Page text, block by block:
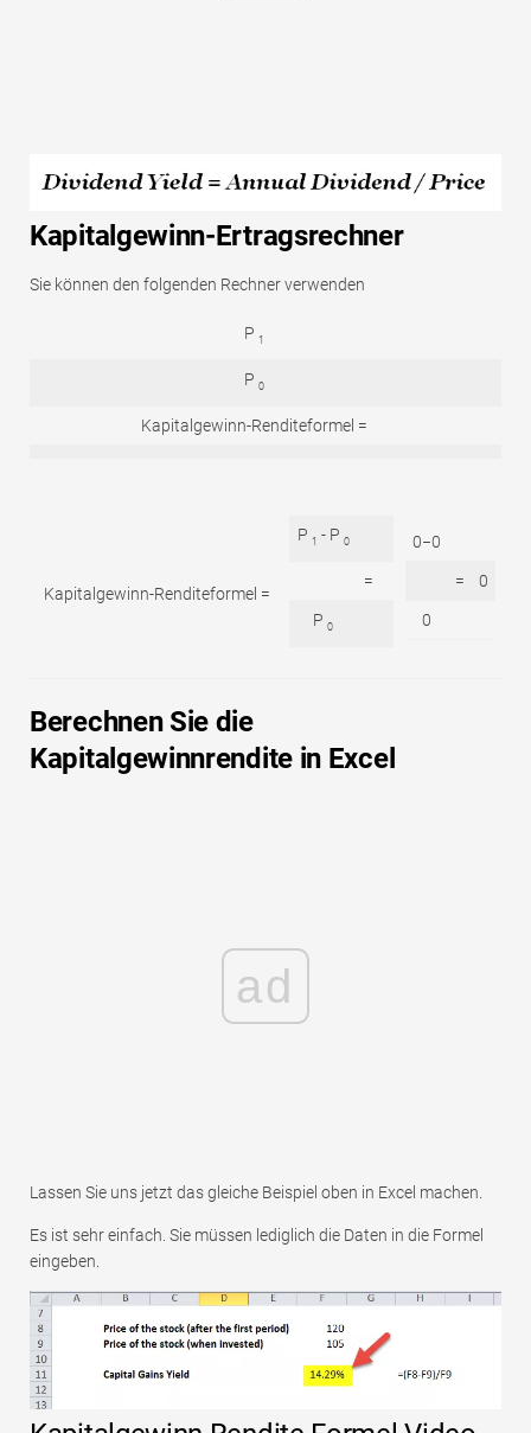
Kapitalgewinn-Ertragsrechner
Sie können den folgenden Rechner verwenden
P 1
P 0
Kapitalgewinn-Renditeformel =
Kapitalgewinn-Renditeformel =
P 1 - P 0
=
P 0
0−0
= 0
0
Berechnen Sie die
Kapitalgewinnrendite in Excel
ad
Lassen Sie uns jetzt das gleiche Beispiel oben in Excel machen.
Es ist sehr einfach. Sie müssen lediglich die Daten in die Formel
eingeben.